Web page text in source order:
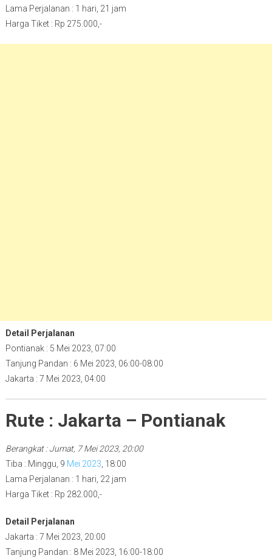
Lama Perjalanan : 1 hari, 21 jam
Harga Tiket : Rp 275.000,-
Detail Perjalanan
Pontianak : 5 Mei 2023, 07:00
Tanjung Pandan : 6 Mei 2023, 06:00-08:00
Jakarta : 7 Mei 2023, 04:00
Rute : Jakarta – Pontianak
Berangkat : Jumat, 7 Mei 2023, 20:00
Tiba : Minggu, 9 Mei 2023, 18:00
Lama Perjalanan : 1 hari, 22 jam
Harga Tiket : Rp 282.000,-
Detail Perjalanan
Jakarta : 7 Mei 2023, 20:00
Tanjung Pandan : 8 Mei 2023, 16:00-18:00